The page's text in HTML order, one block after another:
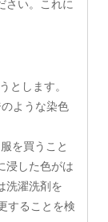
さい。これに
とします。
ような染色
を買うこと
浸した色がは
洗濯洗剤を
することを検